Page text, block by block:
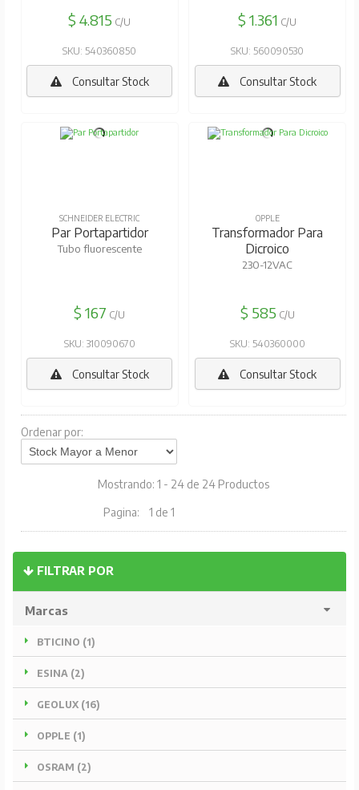
FILTRAR POR
Marcas
BTICINO (1)
ESINA (2)
GEOLUX (16)
OPPLE (1)
OSRAM (2)
$ 4.815 C/U
SKU: 540360850
Consultar Stock
$ 1.361 C/U
SKU: 560090530
Consultar Stock
SCHNEIDER ELECTRIC
Par Portapartidor
Tubo fluorescente
$ 167 C/U
SKU: 310090670
Consultar Stock
OPPLE
Transformador Para
Dicroico
230-12VAC
$ 585 C/U
SKU: 540360000
Consultar Stock
Ordenar por:
Mostrando: 1 - 24 de 24 Productos
Pagina: 1 de 1